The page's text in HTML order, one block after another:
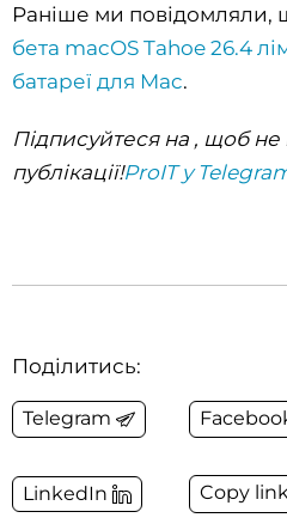
Раніше ми повідомляли,
бета macOS Tahoe 26.4
батареї для Mac.
Підписуйтеся на , щоб
публікації!ProIT у
Поділитись:
Telegram
LinkedIn Copy